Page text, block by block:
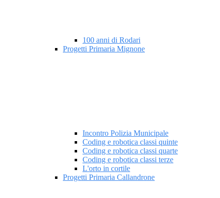
100 anni di Rodari
Progetti Primaria Mignone
Incontro Polizia Municipale
Coding e robotica classi quinte
Coding e robotica classi quarte
Coding e robotica classi terze
L'orto in cortile
Progetti Primaria Callandrone